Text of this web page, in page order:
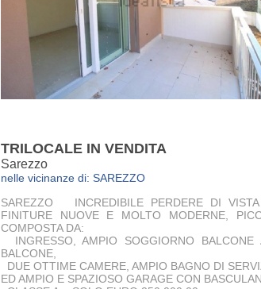
TRILOCALE IN VENDITA
Sarezzo
nelle vicinanze di: SAREZZO
SAREZZO INCREDIBILE PERDERE DI VISTA
FINITURE NUOVE E MOLTO MODERNE,
COMPOSTA DA:
INGRESSO, AMPIO SOGGIORNO BALCONE
BALCONE,
DUE OTTIME CAMERE, AMPIO BAGNO DI
ED AMPIO E SPAZIOSO GARAGE CON